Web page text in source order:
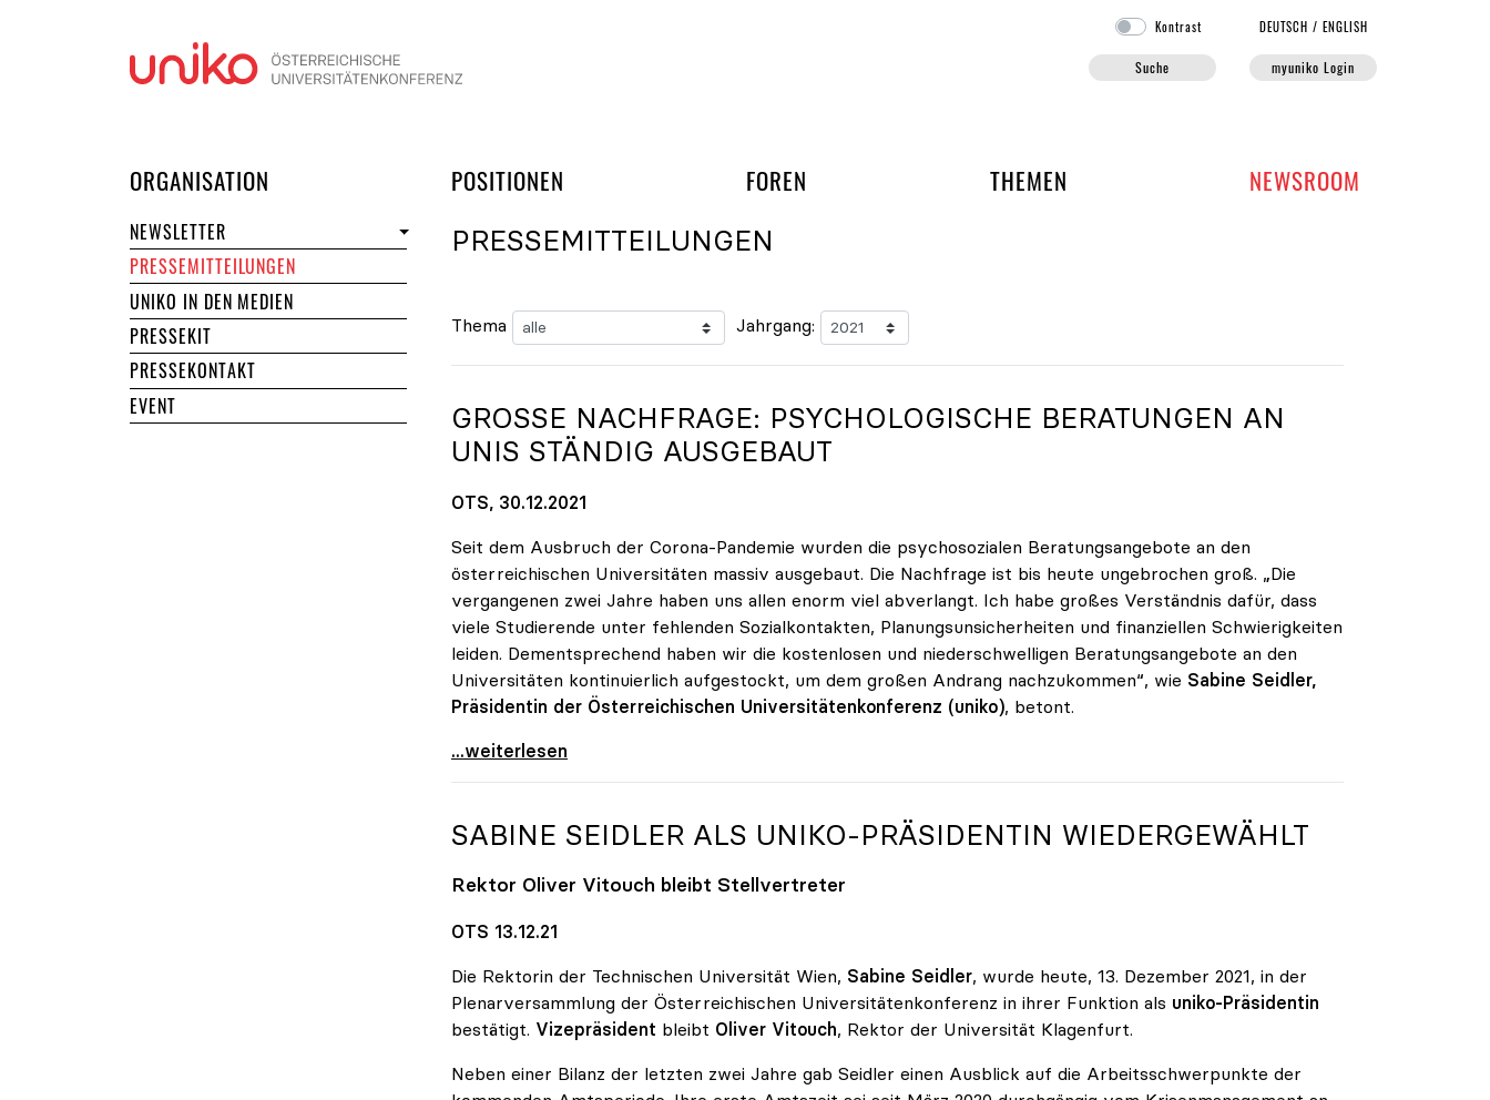
Kontrast DEUTSCH /ENGLISH
Suche myuniko Login
ORGANISATION POSITIONEN FOREN UND ARBEITSGRUPPEN DER UNIKO
THEMEN NEWSROOM
NEWSLETTER
PRESSEMITTEILUNGEN
UNIKO IN DEN MEDIEN
PRESSEKIT
PRESSEKONTAKT
EVENT
PRESSEMITTEILUNGEN
Thema Jahrgang:
GROSSE NACHFRAGE: PSYCHOLOGISCHE BERATUNGEN AN U
NIS STÄNDIG AUSGEBAUT
OTS, 30.12.2021
Seit dem Ausbruch der Corona-Pandemie wurden die psychosozialen Beratungsangebote an den
österreichischen Universitäten massiv ausgebaut. Die Nachfrage ist bis heute ungebrochen groß. „Die
vergangenen zwei Jahre haben uns allen enorm viel abverlangt. Ich habe großes Verständnis dafür, dass
viele Studierende unter fehlenden Sozialkontakten, Planungsunsicherheiten und finanziellen Schwierigkeiten
leiden. Dementsprechend haben wir die kostenlosen und niederschwelligen Beratungsangebote an den
Universitäten kontinuierlich aufgestockt, um dem großen Andrang nachzukommen“, wie Sabine Seidler,
Präsidentin der Österreichischen Universitätenkonferenz (uniko), betont.
Große Nachfrage: Psychologische Beratungen an Unis
...weiterlesen
SABINE SEIDLER ALS UNIKO-PRÄSIDENTIN WIEDERGEWÄHLT
Rektor Oliver Vitouch bleibt Stellvertreter
OTS 13.12.21
Die Rektorin der Technischen Universität Wien, Sabine Seidler, wurde heute, 13. Dezember 2021, in der
Plenarversammlung der Österreichischen Universitätenkonferenz in ihrer Funktion als uniko-Präsidentin
bestätigt. Vizepräsident bleibt Oliver Vitouch, Rektor der Universität Klagenfurt.
Neben einer Bilanz der letzten zwei Jahre gab Seidler einen Ausblick auf die Arbeitsschwerpunkte der